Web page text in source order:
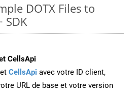
DOTX Files to
SDK
CellsApi
et CellsApi avec votre ID client,
URL de base et votre version